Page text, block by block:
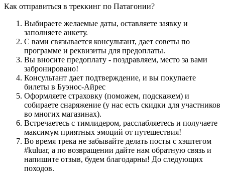
Как отправиться в треккинг по Патагонии?
Выбираете желаемые даты, оставляете заявку и
заполняете анкету.
С вами связывается консультант, дает советы по
программе и реквизиты для предоплаты.
Вы вносите предоплату - поздравляем, место за вами
забронировано!
Консультант дает подтверждение, и вы покупаете
билеты в Буэнос-Айрес
Оформляете страховку (поможем, подскажем) и
собираете снаряжение (у нас есть скидки для участников
во многих магазинах).
Встречаетесь с тимлидером, расслабляетесь и получаете
максимум приятных эмоций от путешествия!
Во время трека не забывайте делать посты с хэштегом
#kuluar, а по возвращении дайте нам обратную связь и
напишите отзыв, будем благодарны! До следующих
походов.